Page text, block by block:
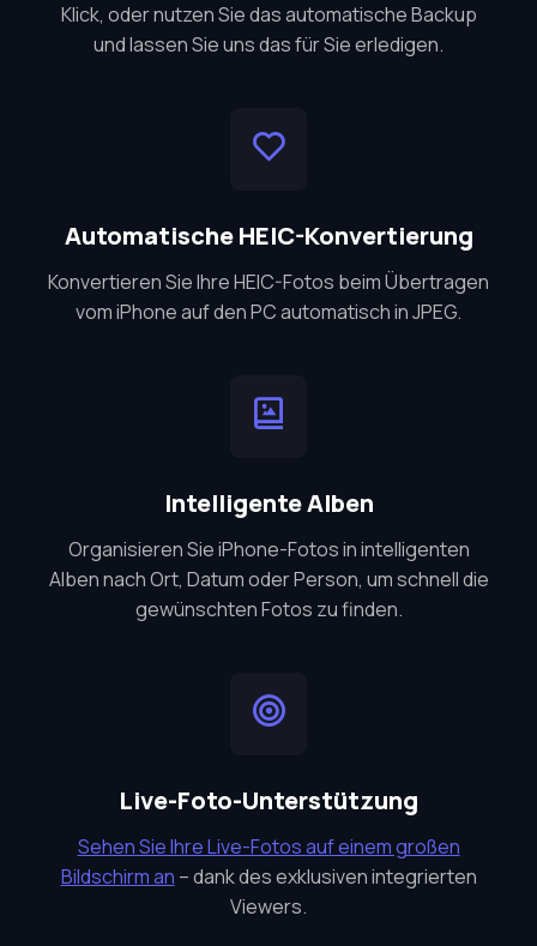
Klick, oder nutzen Sie das automatische Backup
und lassen Sie uns das für Sie erledigen.
Automatische HEIC-Konvertierung
Konvertieren Sie Ihre HEIC-Fotos beim Übertragen
vom iPhone auf den PC automatisch in JPEG.
Intelligente Alben
Organisieren Sie iPhone-Fotos in intelligenten
Alben nach Ort, Datum oder Person, um schnell die
gewünschten Fotos zu finden.
Live-Foto-Unterstützung
Sehen Sie Ihre Live-Fotos auf einem großen
Bildschirm an – dank des exklusiven integrierten
Viewers.